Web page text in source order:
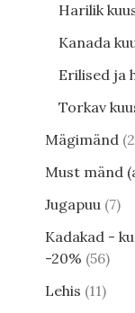
Harilik
Kanada
Erilised ja
Torkav
Mägimänd
Must mänd
Jugapuu 7
Kadakad -
-20% 56
Lehis 11